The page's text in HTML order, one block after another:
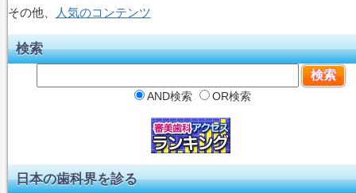
その他、 人気のコンテンツ
検索
AND検索 OR検索
日本の歯科界を診る